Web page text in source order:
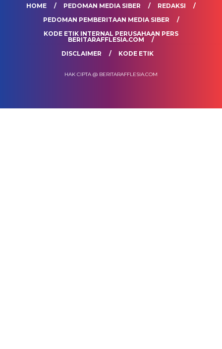
HOME PEDOMAN MEDIA SIBER
REDAKSI
PEDOMAN PEMBERITAAN MEDIA SIBER
KODE ETIK INTERNAL PERUSAHAAN PERS
BERITARAFFLESIA.COM
DISCLAIMER
KODE ETIK
HAK CIPTA @ BERITARAFFLESIA.COM